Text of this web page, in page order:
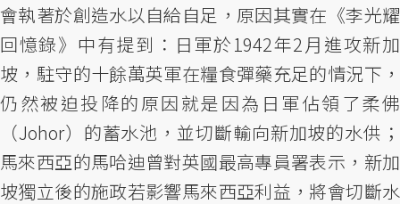
會執著於創造水以自給自足，原因其實在《李光耀
回憶錄》中有提到：日軍於1942年2月進攻新加
坡，駐守的十餘萬英軍在糧食彈藥充足的情況下，
仍然被迫投降的原因就是因為日軍佔領了柔佛
（Johor）的蓄水池，並切斷輸向新加坡的水供；
馬來西亞的馬哈迪曾對英國最高專員署表示，新加
坡獨立後的施政若影響馬來西亞利益，將會切斷水